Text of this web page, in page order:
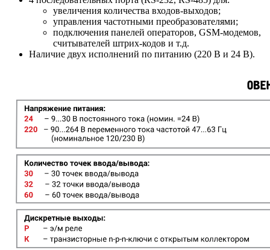
увеличения количества входов-выходов;
управления частотными преобразователями;
подключения панелей операторов, GSM-модемов,
считывателей штрих-кодов и т.д.
Наличие двух исполнений по питанию (220 В и 24 В).